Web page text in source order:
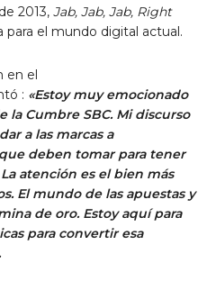
2013, Jab, Jab, Jab, Right
para el mundo digital actual.
en el
: «Estoy muy emocionado
la Cumbre SBC. Mi discurso
a las marcas a
deben tomar para tener
atención es el bien más
El mundo de las apuestas y
de oro. Estoy aquí para
para convertir esa